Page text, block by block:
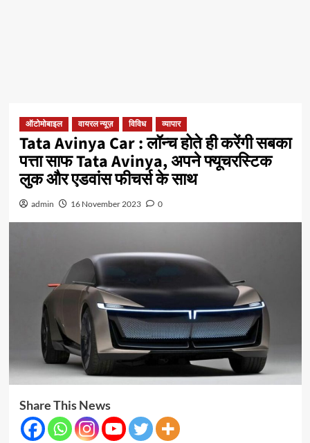
ऑटोमोबाइल वायरल न्यूज़ विविध व्यापार
Tata Avinya Car : लॉन्च होते ही करेंगी सबका
पत्ता साफ Tata Avinya, अपने फ्यूचरस्टिक
लुक और एडवांस फीचर्स के साथ
admin 16 November 2023 0
Share This News